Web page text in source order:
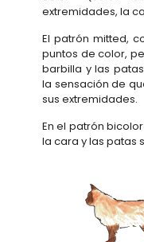
extremidades, la
El patrón mitted,
puntos de color,
barbilla y las
la sensación de
sus extremidades.
En el patrón
la cara y las patas